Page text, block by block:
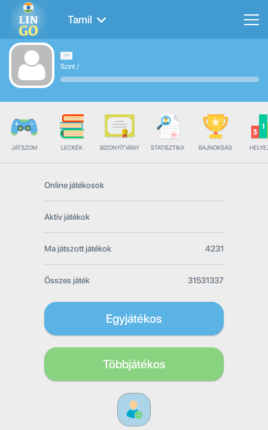
Tamil
Szint/
JÁTSZOM LECKÉK BIZONYÍTVÁNY STATISZTIKA BAJNOKSÁG
Online játékosok
Aktív játékok
Ma játszott játékok 4231
Összes játék 31531337
Egyjátékos
Többjátékos